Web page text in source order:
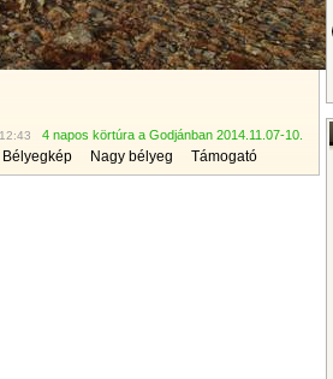
4 napos körtúra a Godjánban 2014.11.07-10.
Bélyegkép Nagy bélyeg Támogató